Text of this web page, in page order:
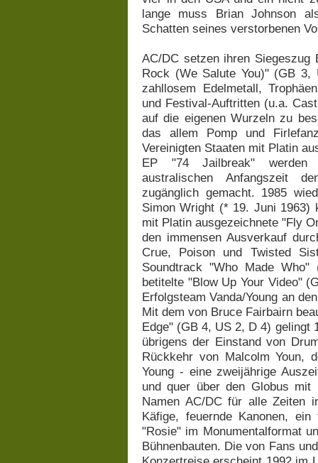
lange muss Brian Johnson
Schatten seines verstorbenen
AC/DC setzen ihren Siegeszug
Rock (We Salute You)" (GB
zahllosem Edelmetall,
und Festival-Auftritten (u.a.
auf die eigenen Wurzeln zu
das allem Pomp und
Vereinigten Staaten mit Platin
EP "74 Jailbreak" werden
australischen Anfangszeit
zugänglich gemacht. 1985
Simon Wright (* 19. Juni 1963)
mit Platin ausgezeichnete "Fly
den immensen Ausverkauf
Crue, Poison und Twisted
Soundtrack "Who Made
betitelte "Blow Up Your Video"
Erfolgsteam Vanda/Young an
Mit dem von Bruce Fairbairn
Edge" (GB 4, US 2, D 4) gelingt
übrigens der Einstand von
Rückkehr von Malcolm Youn,
Young - eine zweijährige
und quer über den Globus
Namen AC/DC für alle Zeiten
Käfige, feuernde Kanonen, ein
"Rosie" im Monumentalformat
Bühnenbauten. Die von Fans